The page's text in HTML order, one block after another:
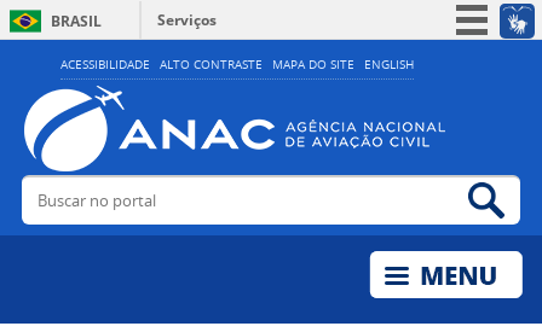
ACESSIBILIDADE ALTO CONTRASTE MAPA DO SITE ENGLISH
BRASIL
Serviços
Simplifique!
Acesso à informação
Legislação
Buscar no portal